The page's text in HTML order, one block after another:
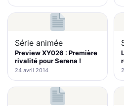
Série animée
Preview XY026 : Première
rivalité pour Serena !
24 avril 2014